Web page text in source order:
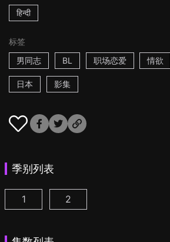
हिन्दी
标签
男同志
BL 职场恋爱 情欲
日本 影集
季别列表
25时，赤坂见 第1集
1 25时，赤坂见 第2季 第1集
2